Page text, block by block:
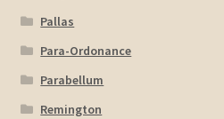
Pallas
Para-Ordonance
Parabellum
Remington